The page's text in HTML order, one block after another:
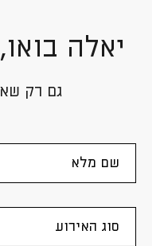
יאלה
גם רק